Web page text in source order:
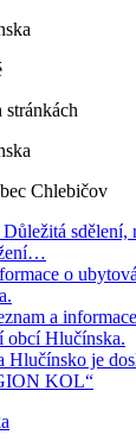
Chlebičov
Důležitá sdělení,
o
a
obcí Hlučínska.
Hlučínsko je
KOL“